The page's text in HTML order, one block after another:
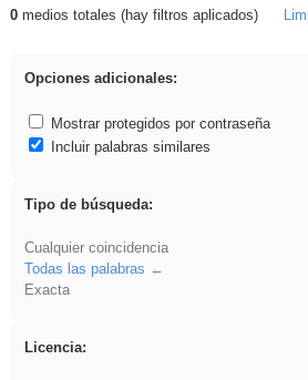
Resultados de: Primaria
0medios totales (hay filtros aplicados)
Opciones adicionales:
Mostrar protegidos por contraseña
Incluir palabras similares
Tipo de búsqueda:
Cualquier coincidencia
Todas las palabras
Exacta
Licencia: